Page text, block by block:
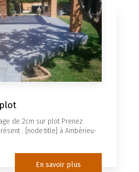
de 2cm sur plot Prenez
: [node:title] à Ambérieu-
En savoir plus